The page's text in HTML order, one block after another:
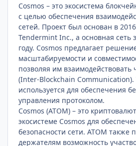
Cosmos – это экосистема
с целью обеспечения
сетей. Проект был основан в
Tendermint Inc., а основная сеть
году. Cosmos предлагает
масштабируемости и
позволяя им взаимодействовать
(Inter-Blockchain Communication).
используется для обеспечения
управления протоколом.
Cosmos (ATOM) – это
экосистеме Cosmos для
безопасности сети. ATOM также
держателям возможность